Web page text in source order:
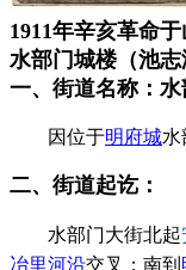
1911年辛亥革命
水部门城楼（池志
一、街道名称：
因位于明府城水
二、街道起讫：
水部门大街北起
冶里河沿交叉；南到